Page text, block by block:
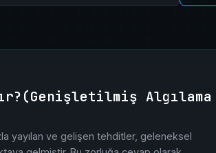
Algılama
yayılan ve gelişen tehditler, geleneksel